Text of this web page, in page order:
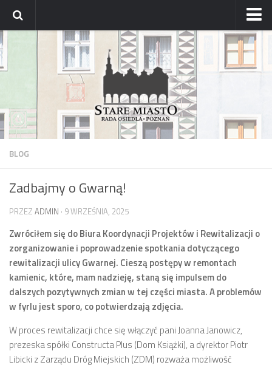
Strona główna
Archiwum aktualności
Archiwum bloga
Osiedle
Dzielnicowi Starego Miasta
Urzędy
ZDM – awarie
Rada
Radni
Zarząd
Prezydium
Komisje i koordynatorzy
Dyżury
BLOG
Zadbajmy o Gwarną!
PRZEZ ADMIN · 9 WRZEŚNIA, 2025
Zwróciłem się do Biura Koordynacji Projektów i Rewitalizacji o
zorganizowanie i poprowadzenie spotkania dotyczącego
rewitalizacji ulicy Gwarnej. Cieszą postępy w remontach
kamienic, które, mam nadzieję, staną się impulsem do
dalszych pozytywnych zmian w tej części miasta. A problemów
w fyrlu jest sporo, co potwierdzają zdjęcia.
W proces rewitalizacji chce się włączyć pani Joanna Janowicz,
prezeska spółki Constructa Plus (Dom Książki), a dyrektor Piotr
Libicki z Zarządu Dróg Miejskich (ZDM) rozważa możliwość